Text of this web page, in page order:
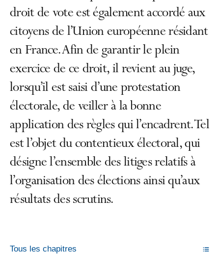
droit de vote est également accordé aux
citoyens de l’Union européenne résidant
en France. Afin de garantir le plein
exercice de ce droit, il revient au juge,
lorsqu’il est saisi d’une protestation
électorale, de veiller à la bonne
application des règles qui l’encadrent. Tel
est l’objet du contentieux électoral, qui
désigne l’ensemble des litiges relatifs à
l’organisation des élections ainsi qu’aux
résultats des scrutins.
Tous les chapitres